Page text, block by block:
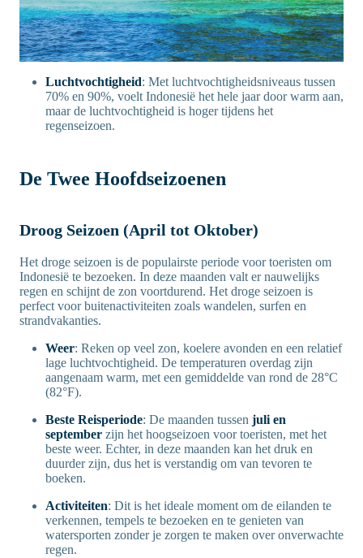
Luchtvochtigheid: Met luchtvochtigheidsniveaus tussen
70% en 90%, voelt Indonesië het hele jaar door warm aan,
maar de luchtvochtigheid is hoger tijdens het
regenseizoen.
De Twee Hoofdseizoenen
Droog Seizoen (April tot Oktober)
Het droge seizoen is de populairste periode voor toeristen om
Indonesië te bezoeken. In deze maanden valt er nauwelijks
regen en schijnt de zon voortdurend. Het droge seizoen is
perfect voor buitenactiviteiten zoals wandelen, surfen en
strandvakanties.
Weer: Reken op veel zon, koelere avonden en een relatief
lage luchtvochtigheid. De temperaturen overdag zijn
aangenaam warm, met een gemiddelde van rond de 28°C
(82°F).
Beste Reisperiode: De maanden tussen juli en
september zijn het hoogseizoen voor toeristen, met het
beste weer. Echter, in deze maanden kan het druk en
duurder zijn, dus het is verstandig om van tevoren te
boeken.
Activiteiten: Dit is het ideale moment om de eilanden te
verkennen, tempels te bezoeken en te genieten van
watersporten zonder je zorgen te maken over onverwachte
regen.